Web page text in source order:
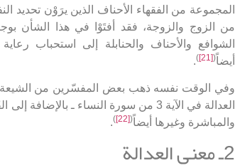
المجموعة من الفقهاء الأحناف الذين يرَوْن
من الزوج والزوجة، فقد أفتَوْا في هذا الشأن
الشوافع والأحناف والحنابلة إلى استحباب
أيضاً(
[21]
)
.
وفي الوقت نفسه ذهب بعض المفسّرين من الشيعة
العدالة في الآية 3 من سورة النساء ـ
والمباشرة وغيرها أيضاً(
[22]
)
.
2ـ معنى العدالة